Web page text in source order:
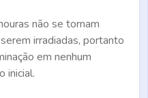
não se tornam
irradiadas, portanto
em nenhum
inicial.